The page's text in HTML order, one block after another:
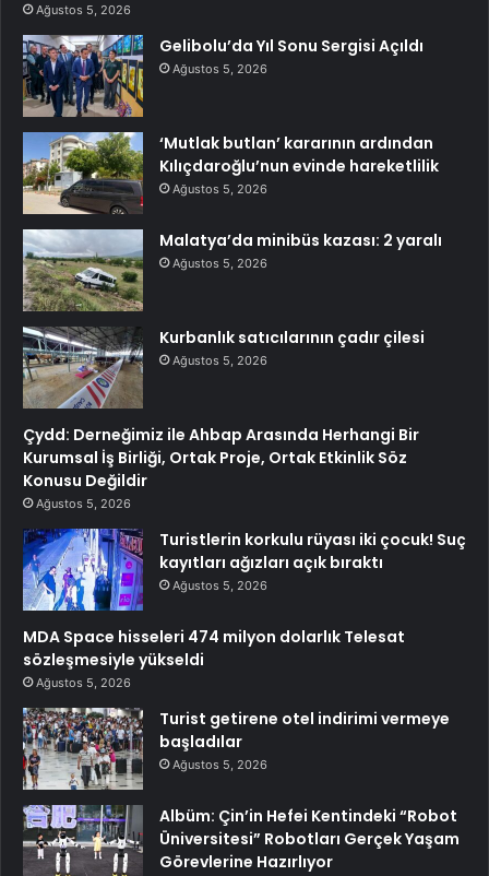
Ağustos 5, 2026
Gelibolu’da Yıl Sonu Sergisi Açıldı
Ağustos 5, 2026
‘Mutlak butlan’ kararının ardından
Kılıçdaroğlu’nun evinde hareketlilik
Ağustos 5, 2026
Malatya’da minibüs kazası: 2 yaralı
Ağustos 5, 2026
Kurbanlık satıcılarının çadır çilesi
Ağustos 5, 2026
Çydd: Derneğimiz ile Ahbap Arasında Herhangi Bir
Kurumsal İş Birliği, Ortak Proje, Ortak Etkinlik Söz
Konusu Değildir
Ağustos 5, 2026
Turistlerin korkulu rüyası iki çocuk! Suç
kayıtları ağızları açık bıraktı
Ağustos 5, 2026
MDA Space hisseleri 474 milyon dolarlık Telesat
sözleşmesiyle yükseldi
Ağustos 5, 2026
Turist getirene otel indirimi vermeye
başladılar
Ağustos 5, 2026
Albüm: Çin’in Hefei Kentindeki “Robot
Üniversitesi” Robotları Gerçek Yaşam
Görevlerine Hazırlıyor